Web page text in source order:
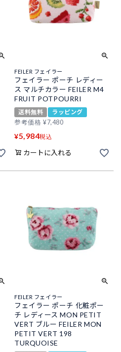
FEILER フェイラー
フェイラー ポーチ レディー
ス マルチカラー FEILER M4
FRUIT POTPOURRI
送料無料
ラッピング
参考価格 ¥7,480
¥5,984税込
カートに入れる
FEILER フェイラー
フェイラー ポーチ 化粧ポー
チ レディース MON PETIT
VERT ブルー FEILER MON
PETIT VERT 198
TURQUOISE